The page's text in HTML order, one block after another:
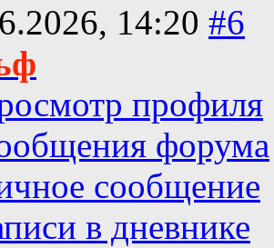
14:20 #6
профиля
форума
сообщение
в дневнике